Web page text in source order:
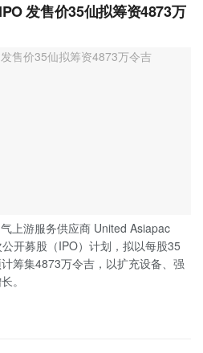
发售价35仙拟筹资4873万
上游服务供应商 United Asiapac
开募股（IPO）计划，拟以每股35
筹集4873万令吉，以扩充设备、强
。